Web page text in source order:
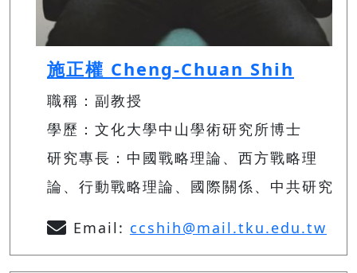
施正權 Cheng-Chuan Shih
職稱：副教授
學歷：文化大學中山學術研究所博士
研究專長：中國戰略理論、西方戰略理
論、行動戰略理論、國際關係、中共研究
Email: ccshih@mail.tku.edu.tw